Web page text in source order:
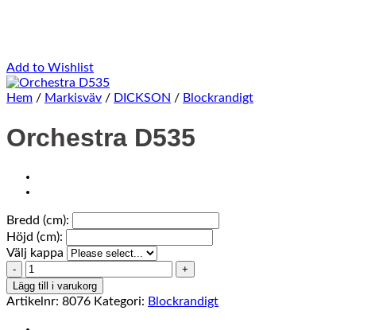
Add to Wishlist
Hem / Markisväv / DICKSON / Blockrandigt
Orchestra D535
Bredd (cm):
Höjd (cm):
Välj kappa
Orchestra
D535
mängd
Lägg till i varukorg
Artikelnr: 8076 Kategori: Blockrandigt